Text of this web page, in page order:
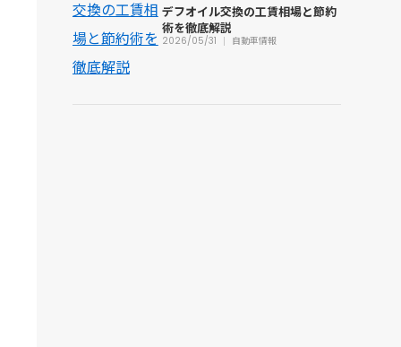
デフオイル交換の工賃相場と節約
術を徹底解説
2026/05/31 自動車情報